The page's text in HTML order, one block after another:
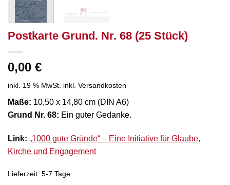
Postkarte Grund. Nr. 68 (25 Stück)
0,00 €
inkl. 19 % MwSt. inkl. Versandkosten
Maße: 10,50 x 14,80 cm (DIN A6)
Grund Nr. 68: Ein guter Gedanke.
Link: „1000 gute Gründe“ – Eine Initiative für Glaube,
Kirche und Engagement
Lieferzeit: 5-7 Tage